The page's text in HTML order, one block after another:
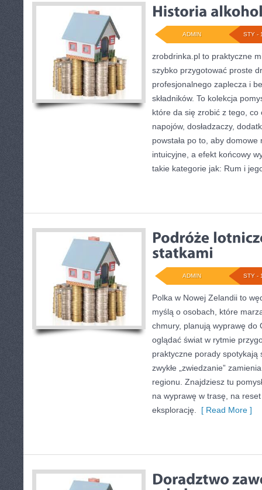
STY -
ADMIN
zrobdrinka.pl to praktyczne
szybko przygotować proste
profesjonalnego zaplecza i
składników. To kolekcja
które da się zrobić z tego,
napojów, dosładzaczy,
powstała po to, aby domowe
intuicyjne, a efekt końcowy
takie kategorie jak: Rum i
STY -
ADMIN
Polka w Nowej Zelandii to
myślą o osobach, które
chmury, planują wyprawę do
oglądać świat w rytmie
praktyczne porady spotykają
zwykłe „zwiedzanie”
regionu. Znajdziesz tu
na wyprawę w trasę, na
eksplorację.
[ Read More ]